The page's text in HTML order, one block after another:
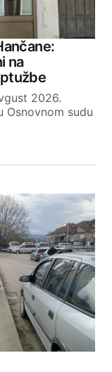
na
2026.
Osnovnom sudu